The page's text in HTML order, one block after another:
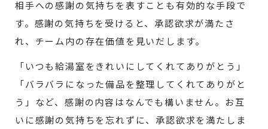
相手への感謝の気持ちを表すことも有効的な手段で
す。感謝の気持ちを受けると、承認欲求が満たさ
れ、チーム内の存在価値を見いだします。
「いつも給湯室をきれいにしてくれてありがとう」
「バラバラになった備品を整理してくれてありがと
う」など、感謝の内容はなんでも構いません。お互
いに感謝の気持ちを忘れずに、承認欲求を満たしま